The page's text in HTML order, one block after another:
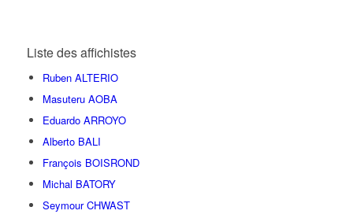
Liste des affichistes
Ruben ALTERIO
Masuteru AOBA
Eduardo ARROYO
Alberto BALI
François BOISROND
Michal BATORY
Seymour CHWAST